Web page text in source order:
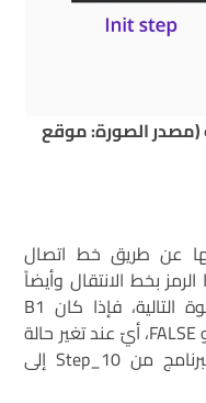
(مصدر الصورة: موقع
عن طريق خط اتصال
بخط الانتقال وأيضاً
يجب أن يرافقه شرط للانتقال للخطوة التالية، فإذا كان B1
متغيراً بوليانيّاً تكون حالته إما TRUE أو FALSE، أيّ عند تغير حالة
B1 من FALSE إلى TRUE ينتقل البرنامج من Step_10 إلى